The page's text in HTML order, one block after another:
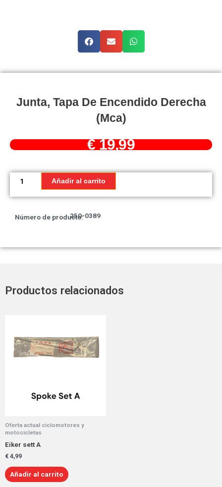
Junta, Tapa De Encendido Derecha
(mca)
€19,99
Junta,
tapa
encendido
Añadir al carrito
Número de producto:250-0389
Productos relacionados
Oferta actual ciclomotores y
motocicletas
Eiker sett A
€ 4,99
Añadir al carrito